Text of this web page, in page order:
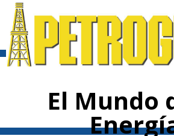
contenido
El Mundo